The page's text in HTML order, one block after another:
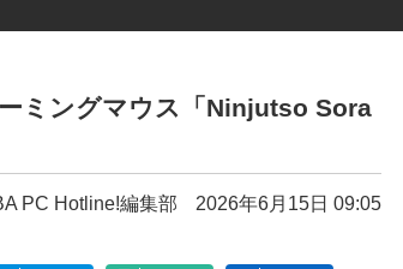
ミングマウス「Ninjutso Sora
PC Hotline!編集部 2026年6月15日 09:05